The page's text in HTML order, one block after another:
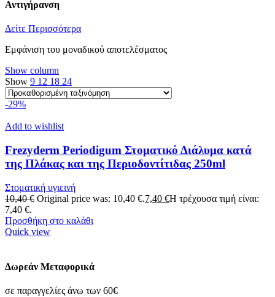
Αντιγήρανση
Δείτε Περισσότερα
Εμφάνιση του μοναδικού αποτελέσματος
Show column
Show 9 12 18 24
-29%
Add to wishlist
Frezyderm Periodigum Στοματικό Διάλυμα κατά
της Πλάκας και της Περιοδοντίτιδας 250ml
Στοματική υγιεινή
10,40€ Original price was: 10,40 €.7,40 €Η τρέχουσα τιμή είναι:
7,40 €.
Προσθήκη στο καλάθι
Quick view
Δωρεάν Μεταφορικά
σε παραγγελίες άνω των 60€